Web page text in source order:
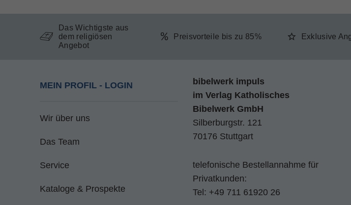
Das Wichtigste aus
dem religiösen
Angebot
Preisvorteile bis zu 85% Exklusive
MEIN PROFIL - LOGIN
Wir über uns
Das Team
Service
Kataloge & Prospekte
bibelwerk impuls
im Verlag Katholisches
Bibelwerk GmbH
Silberburgstr. 121
70176 Stuttgart
telefonische Bestellannahme für
Privatkunden:
Tel: +49 711 61920 26